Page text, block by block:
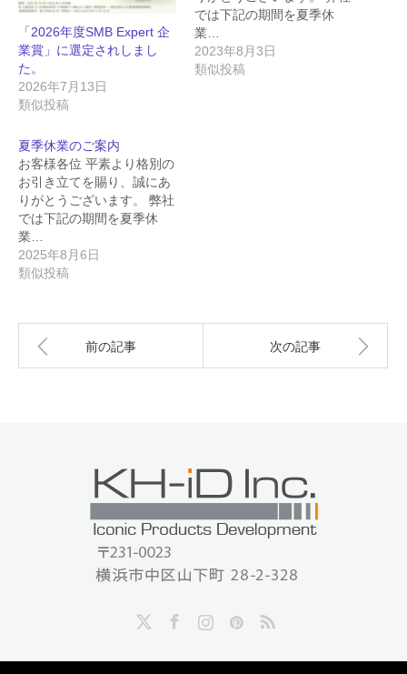
「2026年度SMB Expert 企
業賞」に選定されしまし
た。
2026年7月13日
類似投稿
では下記の期間を夏季休
業…
2023年8月3日
類似投稿
夏季休業のご案内
お客様各位 平素より格別の
お引き立てを賜り、誠にあ
りがとうございます。 弊社
では下記の期間を夏季休
業…
2025年8月6日
類似投稿
前の記事 次の記事
InstagramPinterest RSS